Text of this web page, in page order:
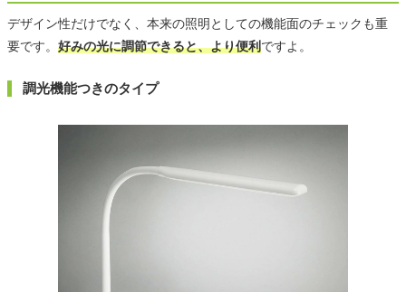
デザイン性だけでなく、本来の照明としての機能面のチェックも重
要です。 好みの光に調節できると、より便利ですよ。
調光機能つきのタイプ